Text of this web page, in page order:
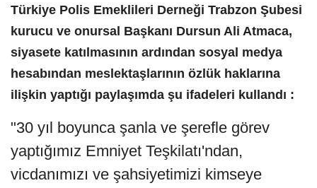
Türkiye Polis Emeklileri Derneği Trabzon Şubesi
kurucu ve onursal Başkanı Dursun Ali Atmaca,
siyasete katılmasının ardından sosyal medya
hesabından meslektaşlarının özlük haklarına
ilişkin yaptığı paylaşımda şu ifadeleri kullandı :
"30 yıl boyunca şanla ve şerefle görev
yaptığımız Emniyet Teşkilatı'ndan,
vicdanımızı ve şahsiyetimizi kimseye